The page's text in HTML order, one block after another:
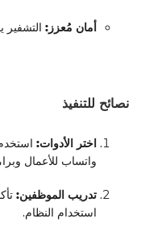
أمان مُعزز: التشفير
نصائح للتنفيذ
اختر الأدوات:
واتساب للأعمال
تدريب الموظفين:
استخدام النظام.